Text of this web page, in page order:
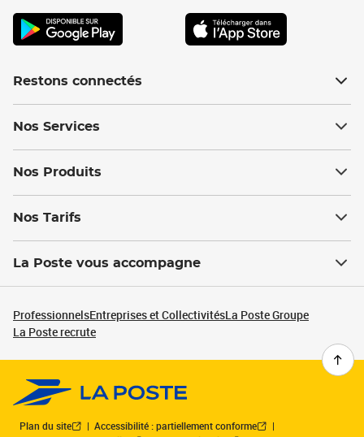
Restons connectés
Nos Services
Nos Produits
Nos Tarifs
La Poste vous accompagne
ProfessionnelsEntreprises et CollectivitésLa Poste Groupe
La Poste recrute
Plan du site
Accessibilité : partiellement conforme